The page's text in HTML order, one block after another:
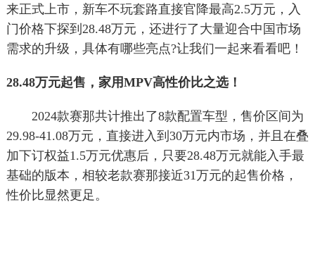
来正式上市，新车不玩套路直接官降最高2.5万元，入
门价格下探到28.48万元，还进行了大量迎合中国市场
需求的升级，具体有哪些亮点?让我们一起来看看吧！
28.48万元起售，家用MPV高性价比之选！
2024款赛那共计推出了8款配置车型，售价区间为
29.98-41.08万元，直接进入到30万元内市场，并且在叠
加下订权益1.5万元优惠后，只要28.48万元就能入手最
基础的版本，相较老款赛那接近31万元的起售价格，
性价比显然更足。